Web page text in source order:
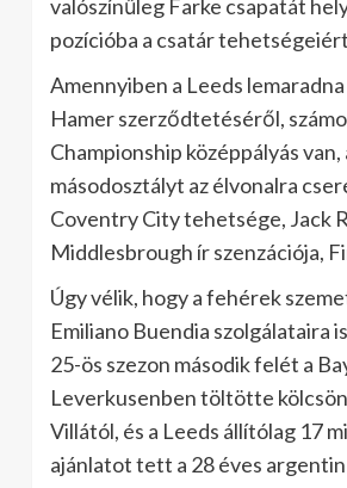
valószínűleg Farke csapatát
pozícióba a csatár
Amennyiben a Leeds
Hamer szerződtetéséről,
Championship középpályás van,
másodosztályt az élvonalra
Coventry City tehetsége, Jack
Middlesbrough ír szenzációja,
Úgy vélik, hogy a fehérek
Emiliano Buendia szolgálataira
25-ös szezon második felét a
Leverkusenben töltötte
Villától, és a Leeds állítólag 17
ajánlatot tett a 28 éves